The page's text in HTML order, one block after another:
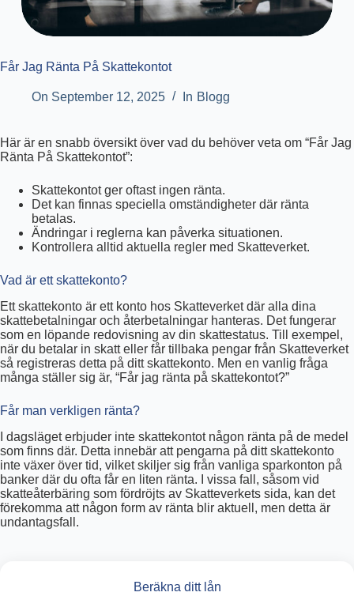
Får Jag Ränta På Skattekontot
On September 12, 2025 In Blogg
Här är en snabb översikt över vad du behöver veta om “Får Jag
Ränta På Skattekontot”:
Skattekontot ger oftast ingen ränta.
Det kan finnas speciella omständigheter där ränta
betalas.
Ändringar i reglerna kan påverka situationen.
Kontrollera alltid aktuella regler med Skatteverket.
Vad är ett skattekonto?
Ett skattekonto är ett konto hos Skatteverket där alla dina
skattebetalningar och återbetalningar hanteras. Det fungerar
som en löpande redovisning av din skattestatus. Till exempel,
när du betalar in skatt eller får tillbaka pengar från Skatteverket
så registreras detta på ditt skattekonto. Men en vanlig fråga
många ställer sig är, “Får jag ränta på skattekontot?”
Får man verkligen ränta?
I dagsläget erbjuder inte skattekontot någon ränta på de medel
som finns där. Detta innebär att pengarna på ditt skattekonto
inte växer över tid, vilket skiljer sig från vanliga sparkonton på
banker där du ofta får en liten ränta. I vissa fall, såsom vid
skatteåterbäring som fördröjts av Skatteverkets sida, kan det
förekomma att någon form av ränta blir aktuell, men detta är
undantagsfall.
Beräkna ditt lån